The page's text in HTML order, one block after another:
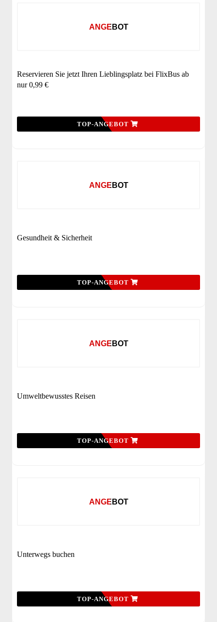
ANGEBOT
Reservieren Sie jetzt Ihren Lieblingsplatz bei FlixBus ab
nur 0,99 €
TOP-ANGEBOT
ANGEBOT
Gesundheit & Sicherheit
TOP-ANGEBOT
ANGEBOT
Umweltbewusstes Reisen
TOP-ANGEBOT
ANGEBOT
Unterwegs buchen
TOP-ANGEBOT